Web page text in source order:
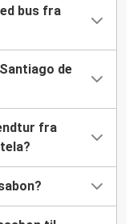
bus fra
de
fra